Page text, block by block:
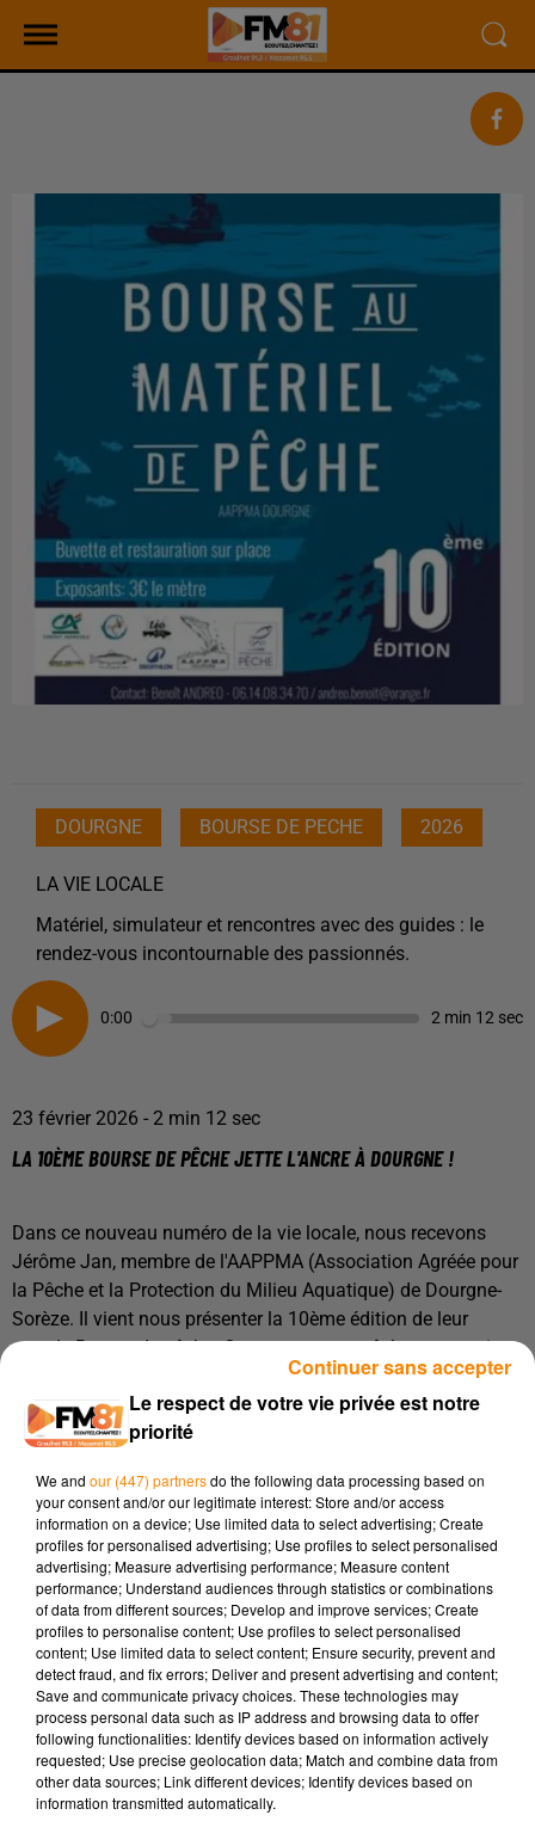
DOURGNE BOURSE DE PECHE 2026
LA VIE LOCALE
Matériel, simulateur et rencontres avec des guides : le
rendez-vous incontournable des passionnés.
0:00 2 min 12 sec
23 février 2026 - 2 min 12 sec
LA 10ÈME BOURSE DE PÊCHE JETTE L'ANCRE À DOURGNE !
Dans ce nouveau numéro de la vie locale, nous recevons
Jérôme Jan, membre de l'AAPPMA (Association Agréée pour
la Pêche et la Protection du Milieu Aquatique) de Dourgne-
Sorèze. Il vient nous présenter la 10ème édition de leur
grande Bourse de pêche. Que vous soyez pêcheur aguerri ou
simple curieux, venez profiter des nombreux stands de
matériel, échanger avec des guides professionnels et même
tester vos réflexes sur le simulateur de pêche ultra-réaliste de
📌 INFOS PRATIQUES
Date :Dimanche 8 mars.
Lieu :Salles MJC et Omnisports, dans le village de
Dourgne.
Au programme :* Vente de matériel de pêche neuf et
d'occasion par des particuliers.
Rencontres et conseils avec des guides de pêche
qui vous présenteront leurs techniques.
Test du simulateur de pêche (une véritable canne
Le respect de votre vie privée est notre
priorité
We and our (447) partnersdo the following data processing based on
your consent and/or our legitimate interest: Store and/or access
information on a device; Use limited data to select advertising; Create
profiles for personalised advertising; Use profiles to select personalised
advertising; Measure advertising performance; Measure content
performance; Understand audiences through statistics or combinations
of data from different sources; Develop and improve services; Create
profiles to personalise content; Use profiles to select personalised
content; Use limited data to select content; Ensure security, prevent and
detect fraud, and fix errors; Deliver and present advertising and content;
Save and communicate privacy choices. These technologies may
process personal data such as IP address and browsing data to offer
following functionalities: Identify devices based on information actively
requested; Use precise geolocation data; Match and combine data from
other data sources; Link different devices; Identify devices based on
information transmitted automatically.
Continuer sans accepter